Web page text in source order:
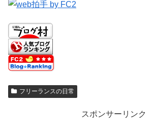
フリーランスの日常
スポンサーリンク